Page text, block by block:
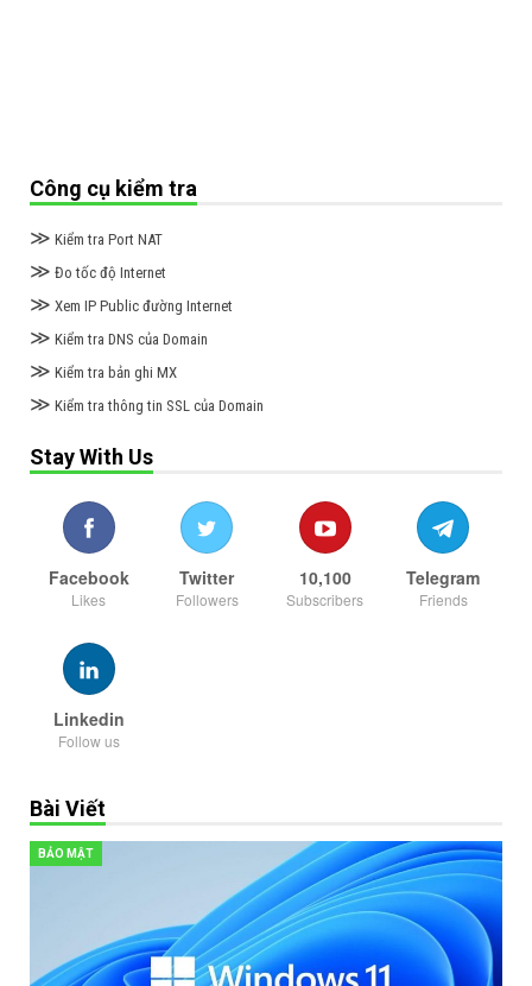
Công cụ kiểm tra
≫ Kiểm tra Port NAT
≫ Đo tốc độ Internet
≫ Xem IP Public đường Internet
≫ Kiểm tra DNS của Domain
≫ Kiểm tra bản ghi MX
≫ Kiểm tra thông tin SSL của Domain
Stay With Us
Facebook
Likes
Twitter
Followers
10,100
Subscribers
Telegram
Friends
Linkedin
Follow us
Bài Viết
BẢO MẬT